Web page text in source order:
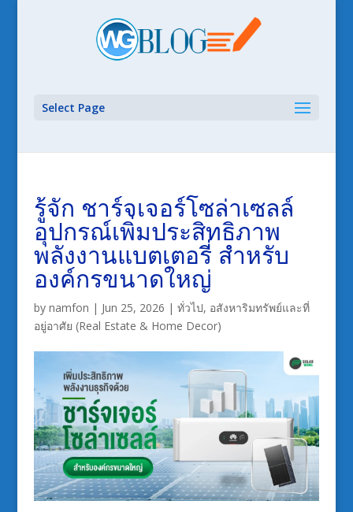
Select Page
รู้จัก ชาร์จเจอร์โซล่าเซลล์
อุปกรณ์เพิ่มประสิทธิภาพ
พลังงานแบตเตอรี่ สำหรับ
องค์กรขนาดใหญ่
by namfon | Jun 25, 2026 | ทั่วไป, อสังหาริมทรัพย์และที่
อยู่อาศัย (Real Estate & Home Decor)